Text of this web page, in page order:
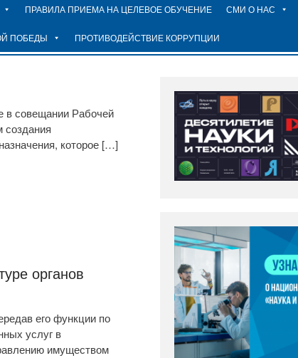
ПРАВИЛА ПРИЕМА НА ЦЕЛЕВОЕ ОБУЧЕНИЕ СМИ О НАС
ПОБЕДЫ ПРОТИВОДЕЙСТВИЕ КОРРУПЦИИ
совещании Рабочей
создания
которое […]
органов
его функции по
услуг в
имуществом